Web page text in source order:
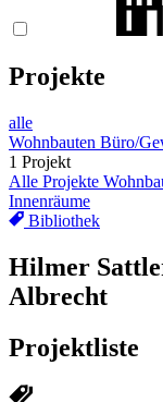
Projekte
alle
Wohnbauten Büro/
1 Projekt
Alle Projekte
Innenräume
Bibliothek
Hilmer
Albrecht
Projektliste